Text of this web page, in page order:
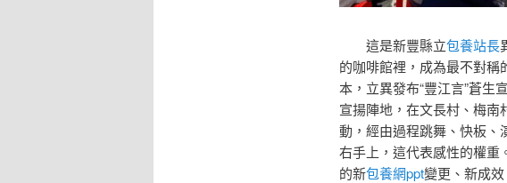
這是新豐縣立包養站長
的咖啡館裡，成為最不對
本，立異發布“豐江言”蒼生
宣揚陣地，在文長村、梅南
動，經由過程跳舞、快板、
右手上，這代表感性的權重
的新包養網ppt變更、新成